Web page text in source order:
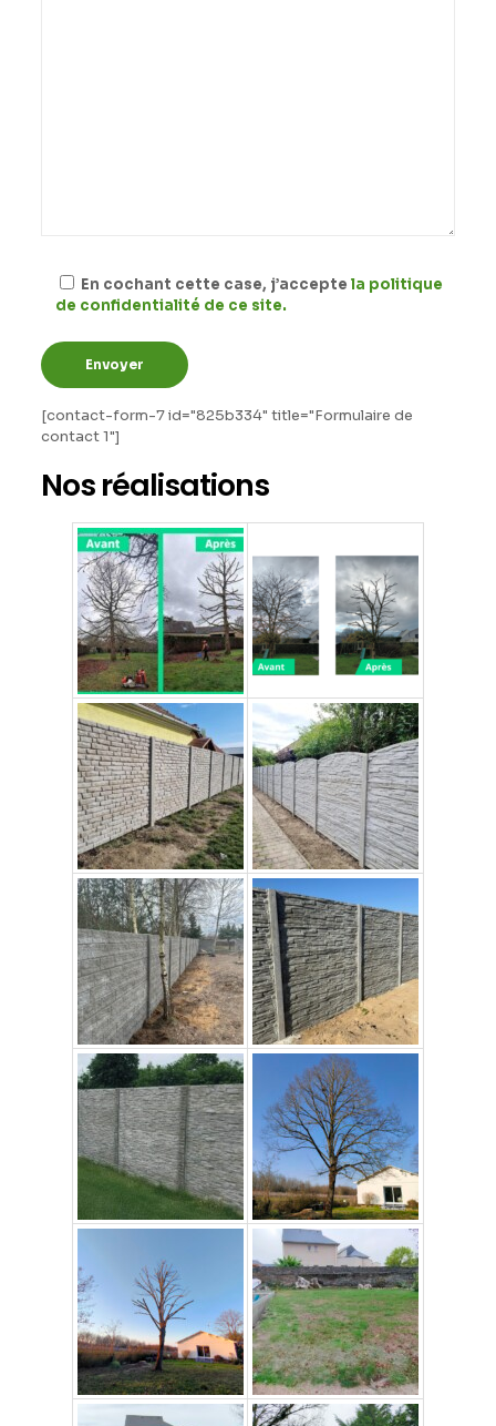
En cochant cette case, j’accepte la politique
de confidentialité de ce site.
[contact-form-7 id="825b334" title="Formulaire de
contact 1"]
Alternative:
Nos réalisations